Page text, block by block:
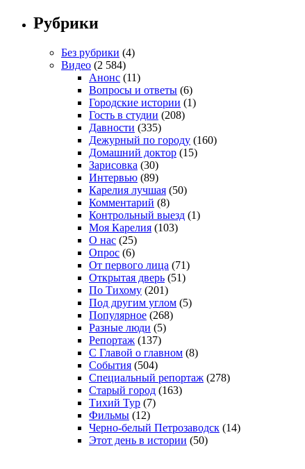
Рубрики
Без рубрики (4)
Видео (2 584)
Анонс (11)
Вопросы и ответы (6)
Городские истории (1)
Гость в студии (208)
Давности (335)
Дежурный по городу (160)
Домашний доктор (15)
Зарисовка (30)
Интервью (89)
Карелия лучшая (50)
Комментарий (8)
Контрольный выезд (1)
Моя Карелия (103)
О нас (25)
Опрос (6)
От первого лица (71)
Открытая дверь (51)
По Тихому (201)
Под другим углом (5)
Популярное (268)
Разные люди (5)
Репортаж (137)
С Главой о главном (8)
События (504)
Специальный репортаж (278)
Старый город (163)
Тихий Тур (7)
Фильмы (12)
Черно-белый Петрозаводск (14)
Этот день в истории (50)